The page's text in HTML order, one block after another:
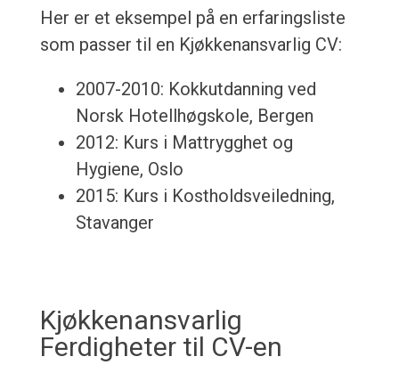
Her er et eksempel på en erfaringsliste
som passer til en Kjøkkenansvarlig CV:
2007-2010: Kokkutdanning ved
Norsk Hotellhøgskole, Bergen
2012: Kurs i Mattrygghet og
Hygiene, Oslo
2015: Kurs i Kostholdsveiledning,
Stavanger
Kjøkkenansvarlig
Ferdigheter til CV-en